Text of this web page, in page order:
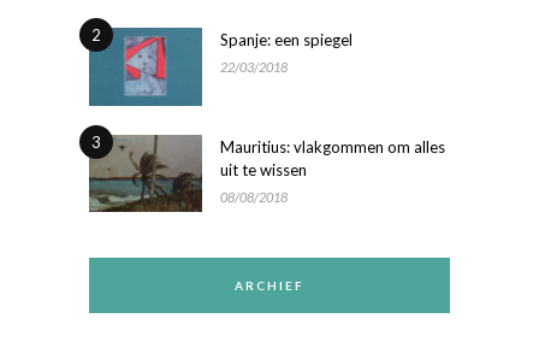
2 Spanje: een spiegel
22/03/2018
3
Mauritius: vlakgommen om alles
uit te wissen
08/08/2018
ARCHIEF